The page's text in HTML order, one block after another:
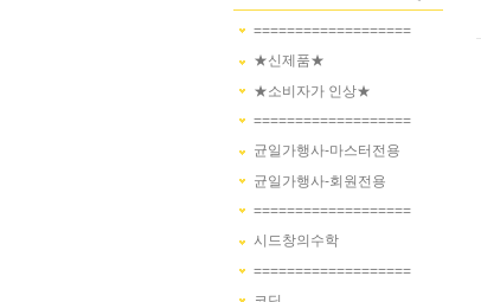
===================
★신제품★
★소비자가 인상★
===================
균일가행사-마스터전용
균일가행사-회원전용
===================
시드창의수학
===================